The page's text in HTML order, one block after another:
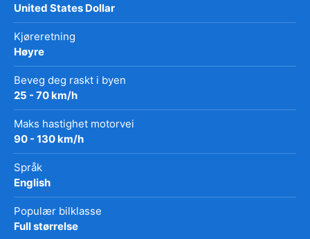
United States Dollar
Kjøreretning
Høyre
Beveg deg raskt i byen
25 - 70 km/h
Maks hastighet motorvei
90 - 130 km/h
Språk
English
Populær bilklasse
Full størrelse